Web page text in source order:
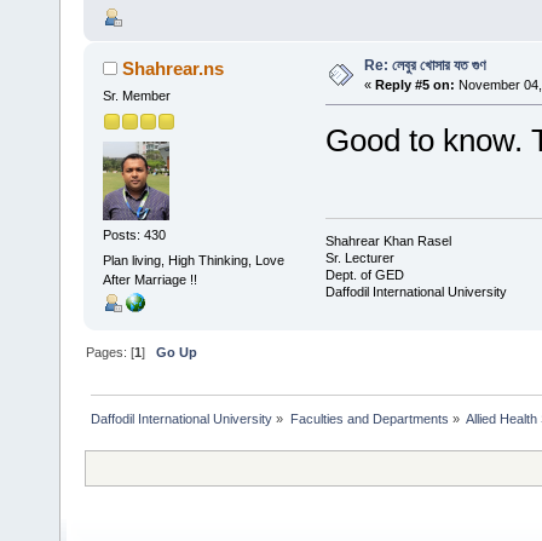
Shahrear.ns
Sr. Member
Posts: 430
Plan living, High Thinking, Love
After Marriage !!
Re: লেবুর খোসার যত গুণ
« Reply #5 on: November
Good to know.
Shahrear Khan Rasel
Sr. Lecturer
Dept. of GED
Daffodil International University
Pages: [1]Go Up
Daffodil International University » Faculties and Departments » Allied Health